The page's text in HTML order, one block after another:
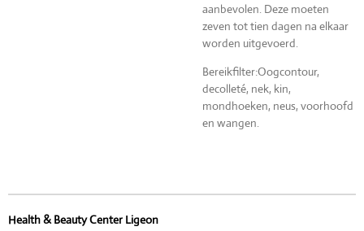
aanbevolen. Deze moeten
zeven tot tien dagen na elkaar
worden uitgevoerd.
Bereikfilter:Oogcontour,
decolleté, nek, kin,
mondhoeken, neus, voorhoofd
en wangen.
Health & Beauty Center Ligeon